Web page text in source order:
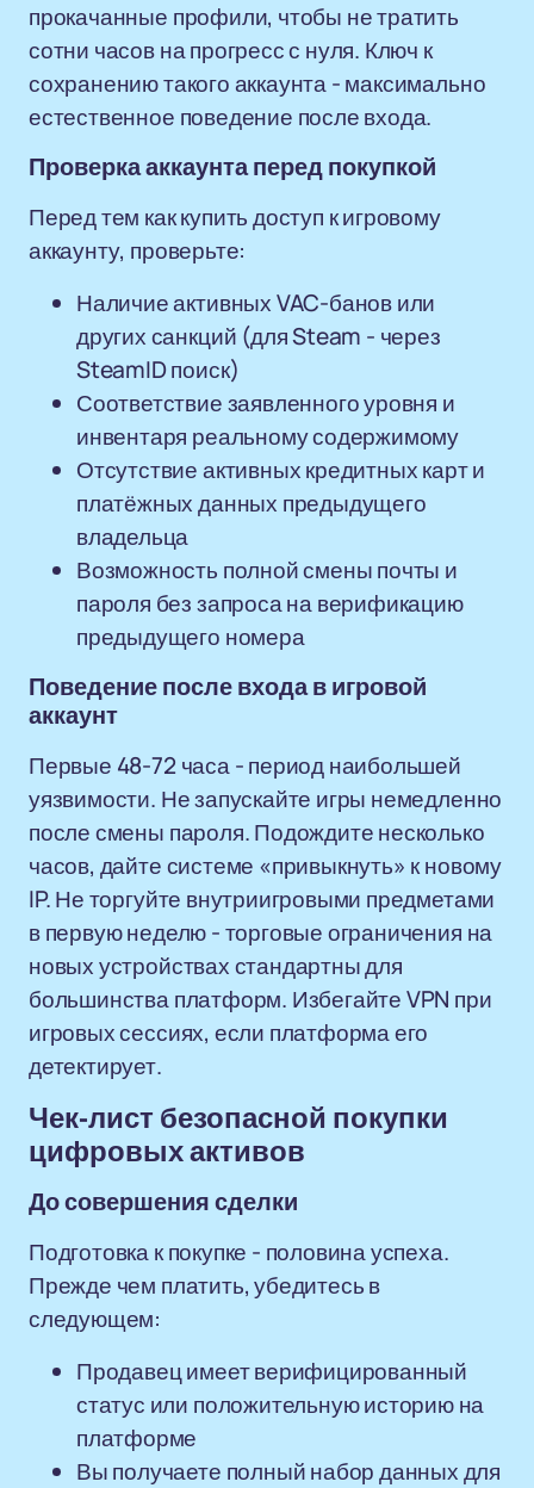
прокачанные профили, чтобы не тратить
сотни часов на прогресс с нуля. Ключ к
сохранению такого аккаунта - максимально
естественное поведение после входа.
Проверка аккаунта перед покупкой
Перед тем как купить доступ к игровому
аккаунту, проверьте:
Наличие активных VAC-банов или
других санкций (для Steam - через
SteamID поиск)
Соответствие заявленного уровня и
инвентаря реальному содержимому
Отсутствие активных кредитных карт и
платёжных данных предыдущего
владельца
Возможность полной смены почты и
пароля без запроса на верификацию
предыдущего номера
Поведение после входа в игровой
аккаунт
Первые 48-72 часа - период наибольшей
уязвимости. Не запускайте игры немедленно
после смены пароля. Подождите несколько
часов, дайте системе «привыкнуть» к новому
IP. Не торгуйте внутриигровыми предметами
в первую неделю - торговые ограничения на
новых устройствах стандартны для
большинства платформ. Избегайте VPN при
игровых сессиях, если платформа его
детектирует.
Чек-лист безопасной покупки
цифровых активов
До совершения сделки
Подготовка к покупке - половина успеха.
Прежде чем платить, убедитесь в
следующем:
Продавец имеет верифицированный
статус или положительную историю на
платформе
Вы получаете полный набор данных для